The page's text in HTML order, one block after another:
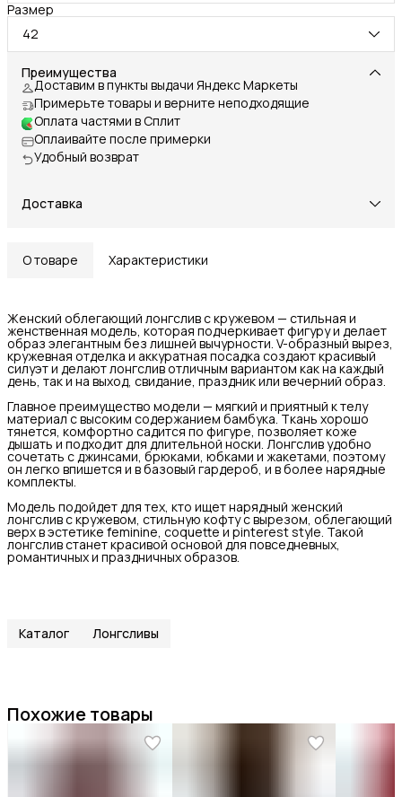
Размер
42
Преимущества
Доставим в пункты выдачи Яндекс Маркеты
Примерьте товары и верните неподходящие
Оплата частями в Сплит
Оплаивайте после примерки
Удобный возврат
Доставка
О товаре Характеристики
Женский облегающий лонгслив с кружевом — стильная и
женственная модель, которая подчеркивает фигуру и делает
образ элегантным без лишней вычурности. V-образный вырез,
кружевная отделка и аккуратная посадка создают красивый
силуэт и делают лонгслив отличным вариантом как на каждый
день, так и на выход, свидание, праздник или вечерний образ.
Главное преимущество модели — мягкий и приятный к телу
материал с высоким содержанием бамбука. Ткань хорошо
тянется, комфортно садится по фигуре, позволяет коже
дышать и подходит для длительной носки. Лонгслив удобно
сочетать с джинсами, брюками, юбками и жакетами, поэтому
он легко впишется и в базовый гардероб, и в более нарядные
комплекты.
Модель подойдет для тех, кто ищет нарядный женский
лонгслив с кружевом, стильную кофту с вырезом, облегающий
верх в эстетике feminine, coquette и pinterest style. Такой
лонгслив станет красивой основой для повседневных,
романтичных и праздничных образов.
Каталог Лонгсливы
Похожие товары